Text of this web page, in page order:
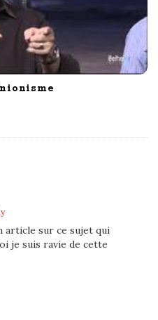
article sur ce sujet qui
je suis ravie de cette